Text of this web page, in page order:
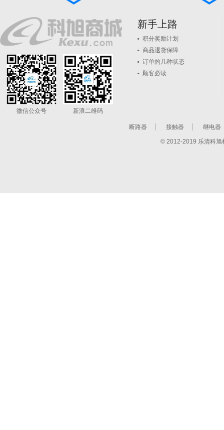
微信公众号 新浪二维码
新手上路
积分奖励计划
商品退货保障
订单的几种状态
顾客必读
断路器 接触器 继电器
© 2012-2019 乐清科旭